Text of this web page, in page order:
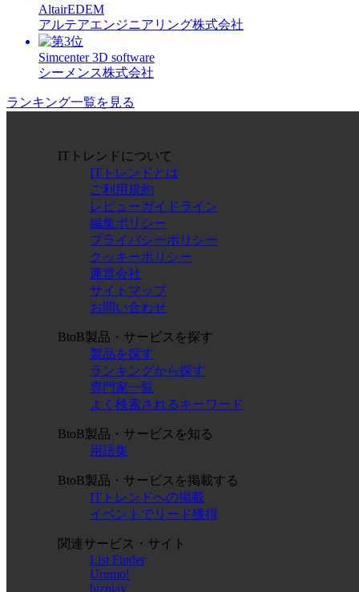
AltairEDEM
アルテアエンジニアリング株式会社
Simcenter 3D software
シーメンス株式会社
ランキング一覧を見る
ITトレンドについて
ITトレンドとは
ご利用規約
レビューガイドライン
編集ポリシー
プライバシーポリシー
クッキーポリシー
運営会社
サイトマップ
お問い合わせ
BtoB製品・サービスを探す
製品を探す
ランキングから探す
専門家一覧
よく検索されるキーワード
BtoB製品・サービスを知る
用語集
BtoB製品・サービスを掲載する
ITトレンドへの掲載
イベントでリード獲得
関連サービス・サイト
List Finder
Urumo!
bizplay